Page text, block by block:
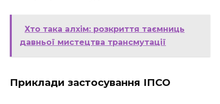
Хто така алхім: розкриття таємниць
давньої мистецтва трансмутації
Приклади застосування ІПСО